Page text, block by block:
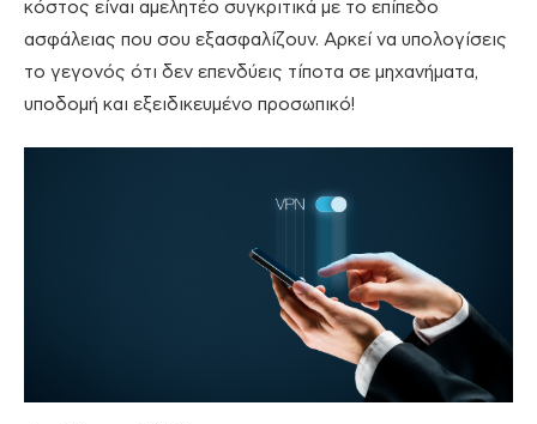
κόστος είναι αμελητέο συγκριτικά με το επίπεδο
ασφάλειας που σου εξασφαλίζουν. Αρκεί να υπολογίσεις
το γεγονός ότι δεν επενδύεις τίποτα σε μηχανήματα,
υποδομή και εξειδικευμένο προσωπικό!